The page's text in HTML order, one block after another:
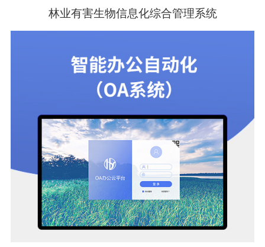
林业有害生物信息化综合管理系统